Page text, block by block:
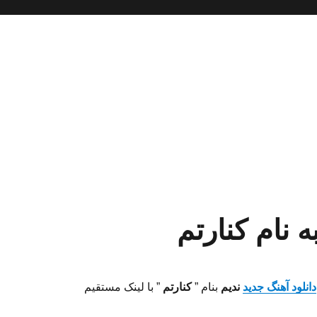
نام کنارتم
دانلود آهنگ جدید ندیم بنام ”کنارتم ” با لینک مستقیم